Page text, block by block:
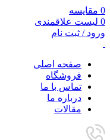
0 مقایسه
0 لیست علاقمندی
ورود / ثبت نام
صفحه اصلی
فروشگاه
تماس با ما
درباره ما
مقالات